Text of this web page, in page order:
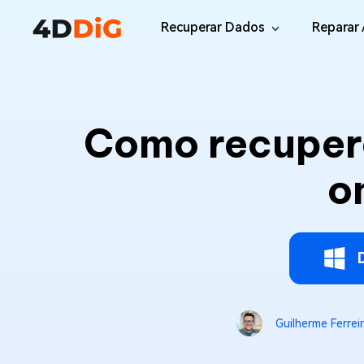
Recuperar Dados
Recuperar Arquivos Apagados de Mac
Recuperar Dados Perdidos de iPhone/
Android Recovery
Recuperar Arquivos no Android Sem
Reparar
Corrigir
Online
Como
Guilherme